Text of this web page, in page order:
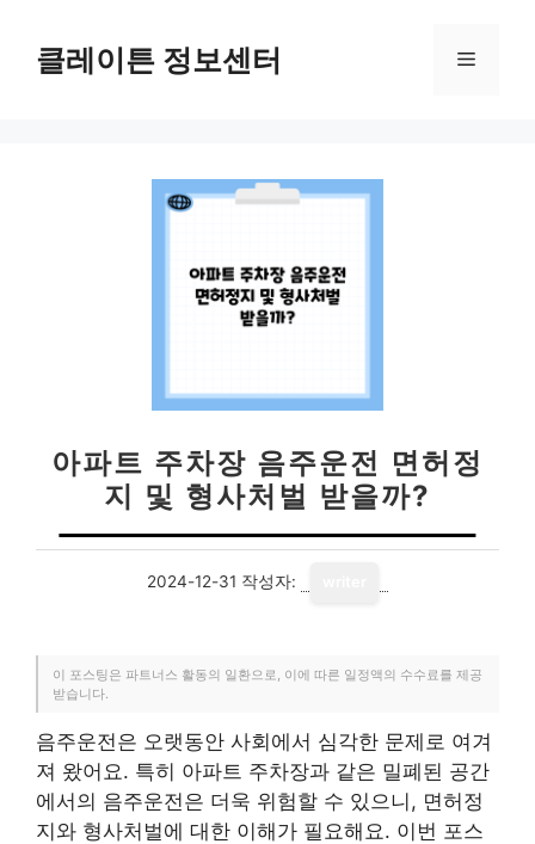
클레이튼 정보센터 메
아파트 주차장 음주운전 면허정
지 및 형사처벌 받을까?
2024-12-31 작성자:
이 포스팅은 파트너스 활동의 일환으로, 이에 따른 일정액의 수수료를 제공
받습니다.
음주운전은 오랫동안 사회에서 심각한 문제로 여겨
져 왔어요. 특히 아파트 주차장과 같은 밀폐된 공간
에서의 음주운전은 더욱 위험할 수 있으니, 면허정
지와 형사처벌에 대한 이해가 필요해요. 이번 포스